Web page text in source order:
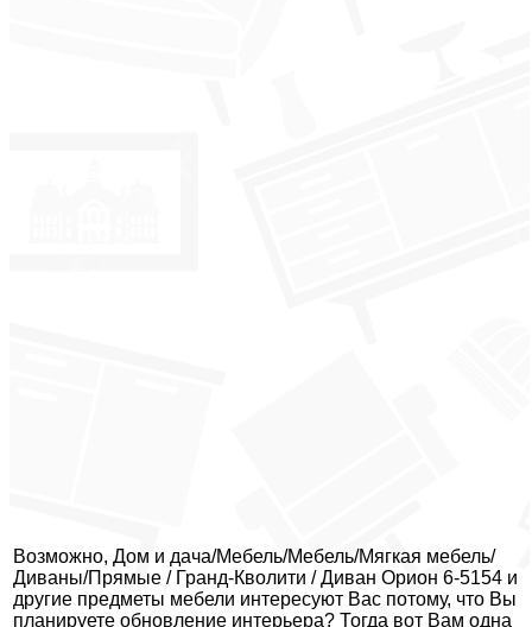
Возможно, Дом и дача/Мебель/Мебель/Мягкая мебель/
Диваны/Прямые / Гранд-Кволити / Диван Орион 6-5154 и
другие предметы мебели интересуют Вас потому, что Вы
планируете обновление интерьера? Тогда вот Вам одна